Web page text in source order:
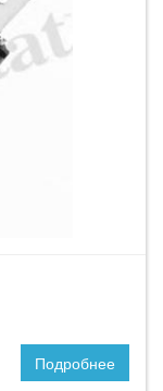
Подробнее